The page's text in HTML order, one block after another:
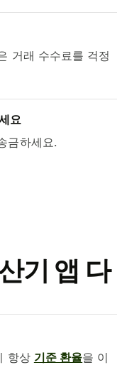
거래 수수료를 걱정
요
금하세요.
기 앱 다
항상 기준 환율을 이